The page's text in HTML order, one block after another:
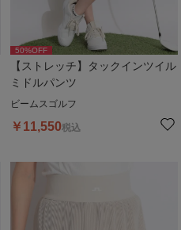
50%OFF
【ストレッチ】タックインツイル
ミドルパンツ
ビームスゴルフ
￥ 11,550税込